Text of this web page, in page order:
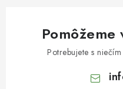
Pomôžeme
Potrebujete s